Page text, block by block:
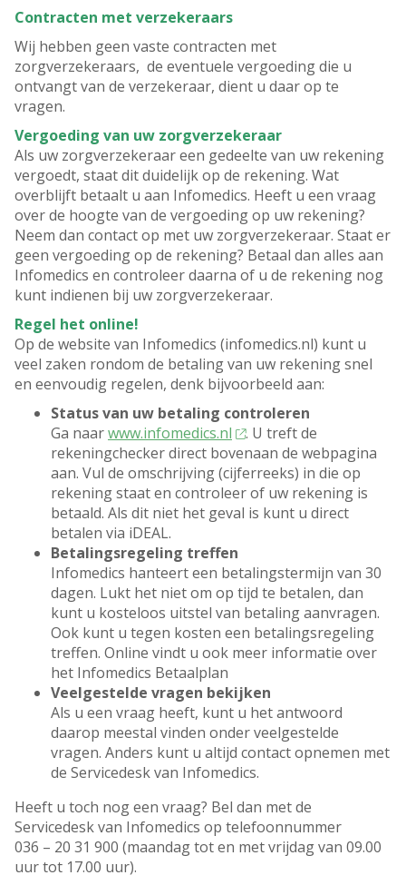
Contracten met verzekeraars
Wij hebben geen vaste contracten met
zorgverzekeraars, de eventuele vergoeding die u
ontvangt van de verzekeraar, dient u daar op te
vragen.
Vergoeding van uw zorgverzekeraar
Als uw zorgverzekeraar een gedeelte van uw rekening
vergoedt, staat dit duidelijk op de rekening. Wat
overblijft betaalt u aan Infomedics. Heeft u een vraag
over de hoogte van de vergoeding op uw rekening?
Neem dan contact op met uw zorgverzekeraar. Staat er
geen vergoeding op de rekening? Betaal dan alles aan
Infomedics en controleer daarna of u de rekening nog
kunt indienen bij uw zorgverzekeraar.
Regel het online!
Op de website van Infomedics (infomedics.nl) kunt u
veel zaken rondom de betaling van uw rekening snel
en eenvoudig regelen, denk bijvoorbeeld aan:
Status van uw betaling controleren
Ga naarwww.infomedics.nl
. U treft de
rekeningchecker direct bovenaan de webpagina
aan. Vul de omschrijving (cijferreeks) in die op
rekening staat en controleer of uw rekening is
betaald. Als dit niet het geval is kunt u direct
betalen via iDEAL.
Betalingsregeling treffen
Infomedics hanteert een betalingstermijn van 30
dagen. Lukt het niet om op tijd te betalen, dan
kunt u kosteloos uitstel van betaling aanvragen.
Ook kunt u tegen kosten een betalingsregeling
treffen. Online vindt u ook meer informatie over
het Infomedics Betaalplan
Veelgestelde vragen bekijken
Als u een vraag heeft, kunt u het antwoord
daarop meestal vinden onder veelgestelde
vragen. Anders kunt u altijd contact opnemen met
de Servicedesk van Infomedics.
Heeft u toch nog een vraag? Bel dan met de
Servicedesk van Infomedics op telefoonnummer
036 – 20 31 900 (maandag tot en met vrijdag van 09.00
uur tot 17.00 uur).